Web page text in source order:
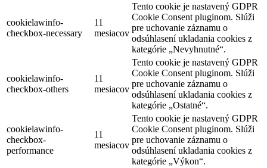
cookielawinfo-
checkbox-necessary
11
mesiacov
Tento cookie je nastavený GDPR
Cookie Consent pluginom. Slúži
pre uchovanie záznamu o
odsúhlasení ukladania cookies z
kategórie „Nevyhnutné“.
cookielawinfo-
checkbox-others
11
mesiacov
Tento cookie je nastavený GDPR
Cookie Consent pluginom. Slúži
pre uchovanie záznamu o
odsúhlasení ukladania cookies z
kategórie „Ostatné“.
cookielawinfo-
checkbox-
performance
11
mesiacov
Tento cookie je nastavený GDPR
Cookie Consent pluginom. Slúži
pre uchovanie záznamu o
odsúhlasení ukladania cookies z
kategórie „Výkon“.